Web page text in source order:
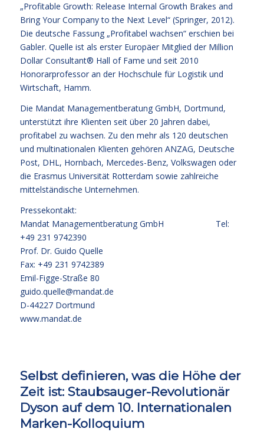
„Profitable Growth: Release Internal Growth Brakes and
Bring Your Company to the Next Level“ (Springer, 2012).
Die deutsche Fassung „Profitabel wachsen“ erschien bei
Gabler. Quelle ist als erster Europäer Mitglied der Million
Dollar Consultant® Hall of Fame und seit 2010
Honorarprofessor an der Hochschule für Logistik und
Wirtschaft, Hamm.
Die Mandat Managementberatung GmbH, Dortmund,
unterstützt ihre Klienten seit über 20 Jahren dabei,
profitabel zu wachsen. Zu den mehr als 120 deutschen
und multinationalen Klienten gehören ANZAG, Deutsche
Post, DHL, Hornbach, Mercedes-Benz, Volkswagen oder
die Erasmus Universität Rotterdam sowie zahlreiche
mittelständische Unternehmen.
Pressekontakt:
Mandat Managementberatung GmbH Tel:
+49 231 9742390
Prof. Dr. Guido Quelle
Fax: +49 231 9742389
Emil-Figge-Straße 80
guido.quelle@mandat.de
D-44227 Dortmund
www.mandat.de
Selbst definieren, was die Höhe der
Zeit ist: Staubsauger-Revolutionär
Dyson auf dem 10. Internationalen
Marken-Kolloquium